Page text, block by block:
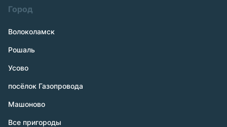
Город
Волоколамск
Рошаль
Усово
посёлок Газопровода
Машоново
Все пригороды